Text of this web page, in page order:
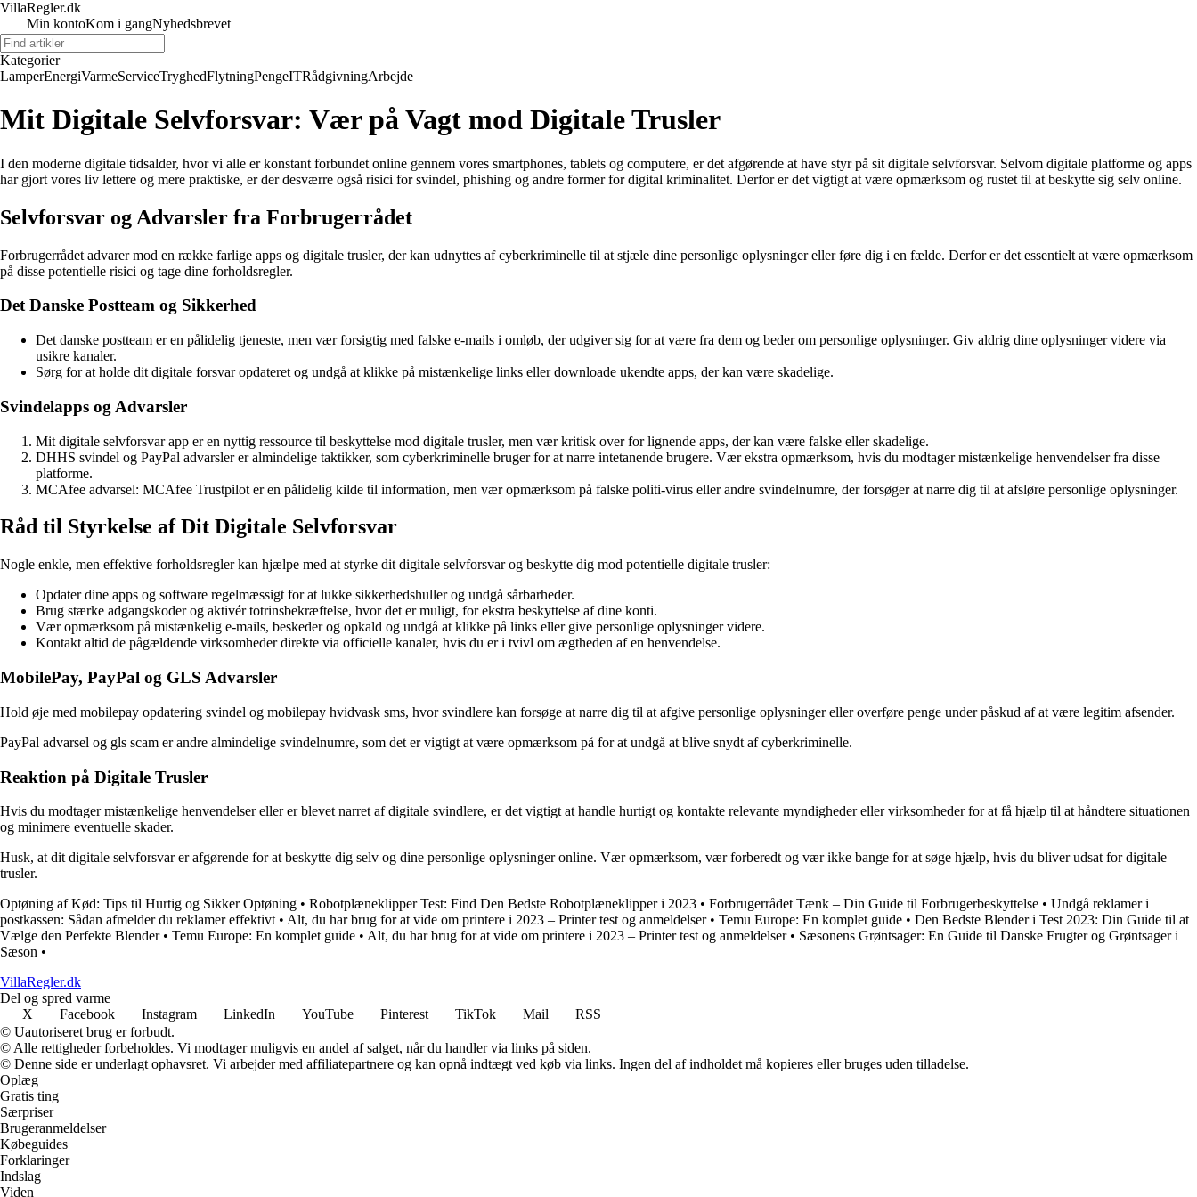
VillaRegler.dk
Min kontoKom i gangNyhedsbrevet
Kategorier
LamperEnergiVarmeServiceTryghedFlytningPengeITRådgivningArbejde
Mit Digitale Selvforsvar: Vær på Vagt mod Digitale Trusler
I den moderne digitale tidsalder, hvor vi alle er konstant forbundet online gennem vores smartphones, tablets og computere, er det afgørende at have styr på sit digitale selvforsvar. Selvom digitale platforme og apps
har gjort vores liv lettere og mere praktiske, er der desværre også risici for svindel, phishing og andre former for digital kriminalitet. Derfor er det vigtigt at være opmærksom og rustet til at beskytte sig selv online.
Selvforsvar og Advarsler fra Forbrugerrådet
Forbrugerrådet advarer mod en række farlige apps og digitale trusler, der kan udnyttes af cyberkriminelle til at stjæle dine personlige oplysninger eller føre dig i en fælde. Derfor er det essentielt at være opmærksom
på disse potentielle risici og tage dine forholdsregler.
Det Danske Postteam og Sikkerhed
Det danske postteam er en pålidelig tjeneste, men vær forsigtig med falske e-mails i omløb, der udgiver sig for at være fra dem og beder om personlige oplysninger. Giv aldrig dine oplysninger videre via
usikre kanaler.
Sørg for at holde dit digitale forsvar opdateret og undgå at klikke på mistænkelige links eller downloade ukendte apps, der kan være skadelige.
Svindelapps og Advarsler
Mit digitale selvforsvar app er en nyttig ressource til beskyttelse mod digitale trusler, men vær kritisk over for lignende apps, der kan være falske eller skadelige.
DHHS svindel og PayPal advarsler er almindelige taktikker, som cyberkriminelle bruger for at narre intetanende brugere. Vær ekstra opmærksom, hvis du modtager mistænkelige henvendelser fra disse
platforme.
MCAfee advarsel: MCAfee Trustpilot er en pålidelig kilde til information, men vær opmærksom på falske politi-virus eller andre svindelnumre, der forsøger at narre dig til at afsløre personlige oplysninger.
Råd til Styrkelse af Dit Digitale Selvforsvar
Nogle enkle, men effektive forholdsregler kan hjælpe med at styrke dit digitale selvforsvar og beskytte dig mod potentielle digitale trusler:
Opdater dine apps og software regelmæssigt for at lukke sikkerhedshuller og undgå sårbarheder.
Brug stærke adgangskoder og aktivér totrinsbekræftelse, hvor det er muligt, for ekstra beskyttelse af dine konti.
Vær opmærksom på mistænkelig e-mails, beskeder og opkald og undgå at klikke på links eller give personlige oplysninger videre.
Kontakt altid de pågældende virksomheder direkte via officielle kanaler, hvis du er i tvivl om ægtheden af en henvendelse.
MobilePay, PayPal og GLS Advarsler
Hold øje med mobilepay opdatering svindel og mobilepay hvidvask sms, hvor svindlere kan forsøge at narre dig til at afgive personlige oplysninger eller overføre penge under påskud af at være legitim afsender.
PayPal advarsel og gls scam er andre almindelige svindelnumre, som det er vigtigt at være opmærksom på for at undgå at blive snydt af cyberkriminelle.
Reaktion på Digitale Trusler
Hvis du modtager mistænkelige henvendelser eller er blevet narret af digitale svindlere, er det vigtigt at handle hurtigt og kontakte relevante myndigheder eller virksomheder for at få hjælp til at håndtere situationen
og minimere eventuelle skader.
Husk, at dit digitale selvforsvar er afgørende for at beskytte dig selv og dine personlige oplysninger online. Vær opmærksom, vær forberedt og vær ikke bange for at søge hjælp, hvis du bliver udsat for digitale
trusler.
Optøning af Kød: Tips til Hurtig og Sikker Optøning • Robotplæneklipper Test: Find Den Bedste Robotplæneklipper i 2023 • Forbrugerrådet Tænk – Din Guide til Forbrugerbeskyttelse • Undgå reklamer i
postkassen: Sådan afmelder du reklamer effektivt • Alt, du har brug for at vide om printere i 2023 – Printer test og anmeldelser• Temu Europe: En komplet guide • Den Bedste Blender i Test 2023: Din Guide til at
Vælge den Perfekte Blender• Temu Europe: En komplet guide • Alt, du har brug for at vide om printere i 2023 – Printer test og anmeldelser• Sæsonens Grøntsager: En Guide til Danske Frugter og Grøntsager i
Sæson •
VillaRegler.dk
Del og spred varme
X
Facebook Instagram LinkedIn YouTube Pinterest TikTok Mail
RSS
© Uautoriseret brug er forbudt.
© Alle rettigheder forbeholdes. Vi modtager muligvis en andel af salget, når du handler via links på siden.
© Denne side er underlagt ophavsret. Vi arbejder med affiliatepartnere og kan opnå indtægt ved køb via links. Ingen del af indholdet må kopieres eller bruges uden tilladelse.
Oplæg
Gratis ting
Særpriser
Brugeranmeldelser
Købeguides
Forklaringer
Indslag
Viden